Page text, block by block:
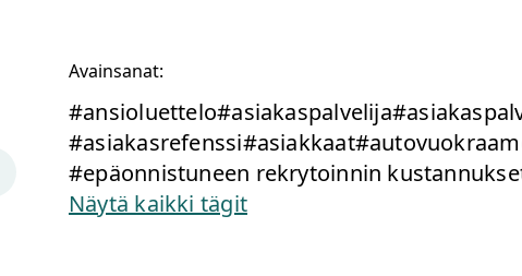
Avainsanat:
#ansioluettelo#asiakaspalvelija
#asiakasrefenssi#asiakkaat
#epäonnistuneen rekrytoinnin
Näytä kaikki tägit